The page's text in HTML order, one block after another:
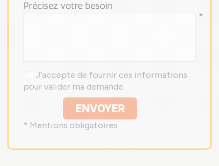
Précisez votre besoin
*
J'accepte de fournir ces informations
pour valider ma demande
ENVOYER
* Mentions obligatoires